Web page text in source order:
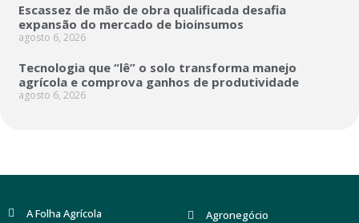
Escassez de mão de obra qualificada desafia
expansão do mercado de bioinsumos
agosto 6, 2026
Tecnologia que “lê” o solo transforma manejo
agrícola e comprova ganhos de produtividade
agosto 6, 2026
A Folha Agrícola Agronegócio